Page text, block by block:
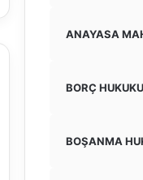
ANAYASA
BORÇ HUKUKU
BOŞANMA